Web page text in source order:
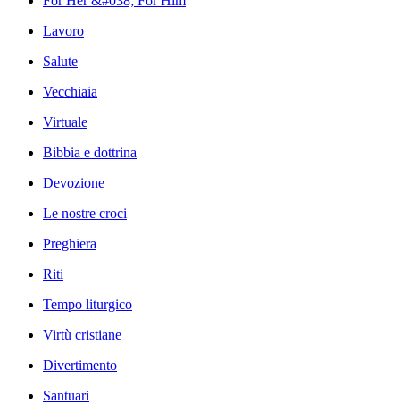
Lavoro
Salute
Vecchiaia
Virtuale
Bibbia e dottrina
Devozione
Le nostre croci
Preghiera
Riti
Tempo liturgico
Virtù cristiane
Divertimento
Santuari